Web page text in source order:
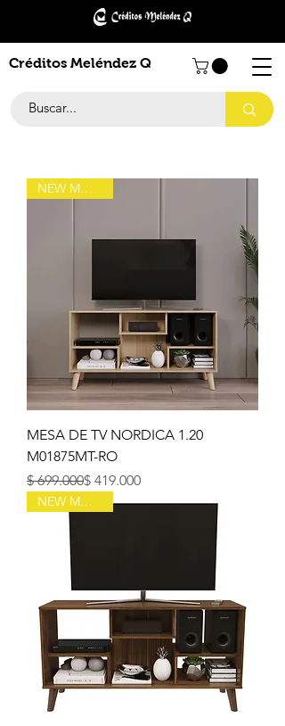
Créditos Meléndez Q
NEW MODELO
MESA DE TV NORDICA 1.20
M01875MT-RO
Precio
$ 699.000
Precio de oferta
$ 419.000
NEW MODELO